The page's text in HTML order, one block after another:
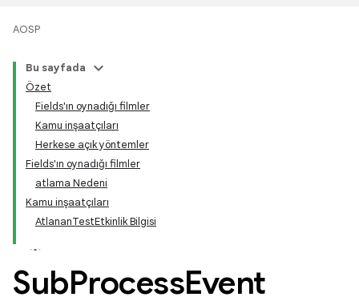
AOSP
Bu sayfada
Özet
Fields'ın oynadığı filmler
Kamu inşaatçıları
Herkese açık yöntemler
Fields'ın oynadığı filmler
atlama Nedeni
Kamu inşaatçıları
AtlananTestEtkinlik Bilgisi
SubProcessEvent